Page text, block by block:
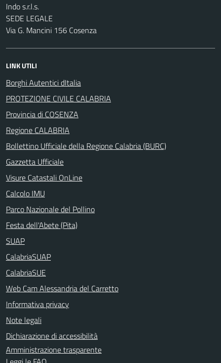
Indo s.r.l.s.
SEDE LEGALE
Via G. Mancini 156 Cosenza
LINK UTILI
Borghi Autentici dItalia
PROTEZIONE CIVILE CALABRIA
Provincia di COSENZA
Regione CALABRIA
Bollettino Ufficiale della Regione Calabria (BURC)
Gazzetta Ufficiale
Visure Catastali OnLine
Calcolo IMU
Parco Nazionale del Pollino
Festa dell'Abete (Pita)
SUAP
CalabriaSUAP
CalabriaSUE
Web Cam Alessandria del Carretto
Informativa privacy
Note legali
Dichiarazione di accessibilità
Amministrazione trasparente